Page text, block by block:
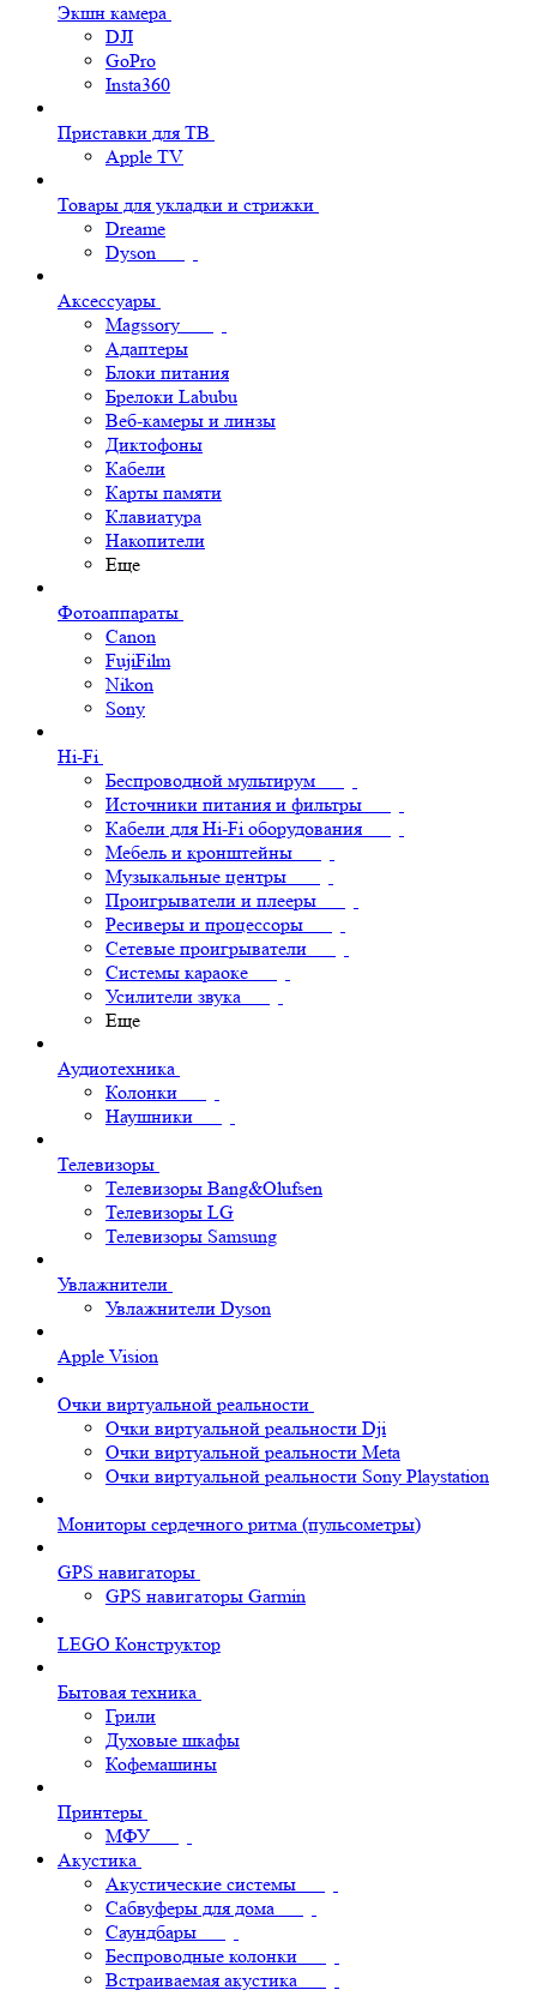
Экшн камера
DJI
GoPro
Insta360
Приставки для ТВ
Apple TV
Товары для укладки и стрижки
Dreame
Dyson
Аксессуары
Magssory
Адаптеры
Блоки питания
Брелоки Labubu
Веб-камеры и линзы
Диктофоны
Кабели
Карты памяти
Клавиатура
Накопители
Еще
Фотоаппараты
Canon
FujiFilm
Nikon
Sony
Hi-Fi
Беспроводной мультирум
Источники питания и фильтры
Кабели для Hi-Fi оборудования
Мебель и кронштейны
Музыкальные центры
Проигрыватели и плееры
Ресиверы и процессоры
Сетевые проигрыватели
Системы караоке
Усилители звука
Еще
Аудиотехника
Колонки
Наушники
Телевизоры
Телевизоры Bang&Olufsen
Телевизоры LG
Телевизоры Samsung
Увлажнители
Увлажнители Dyson
Apple Vision
Очки виртуальной реальности
Очки виртуальной реальности Dji
Очки виртуальной реальности Meta
Очки виртуальной реальности Sony Playstation
Мониторы сердечного ритма (пульсометры)
GPS навигаторы
GPS навигаторы Garmin
LEGO Конструктор
Бытовая техника
Грили
Духовые шкафы
Кофемашины
Принтеры
МФУ
Акустика
Акустические системы
Сабвуферы для дома
Саундбары
Беспроводные колонки
Встраиваемая акустика